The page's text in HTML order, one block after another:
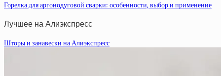
Горелка для аргонодуговой сварки: особенности, выбор и применение
Лучшее на Алиэкспресс
Шторы и занавески на Алиэкспресс